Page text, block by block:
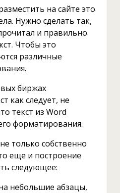
на сайте это
Нужно сделать так,
и правильно
Чтобы это
различные
биржах
как следует, не
текст из Word
форматирования.
только собственно
еще и построение
следующее:
небольшие абзацы,